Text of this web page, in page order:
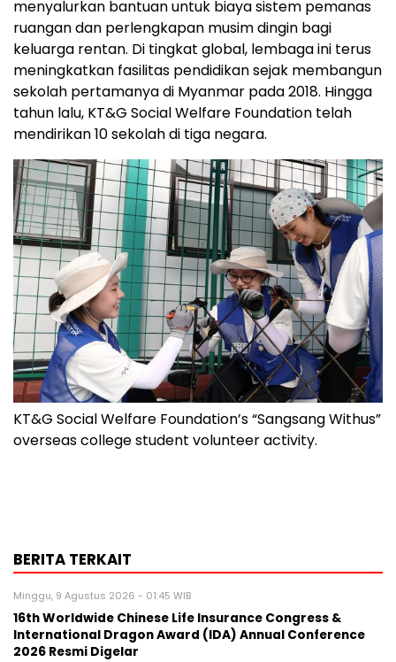
menyalurkan bantuan untuk biaya sistem pemanas
ruangan dan perlengkapan musim dingin bagi
keluarga rentan. Di tingkat global, lembaga ini terus
meningkatkan fasilitas pendidikan sejak membangun
sekolah pertamanya di Myanmar pada 2018. Hingga
tahun lalu, KT&G Social Welfare Foundation telah
mendirikan 10 sekolah di tiga negara.
KT&G Social Welfare Foundation’s “Sangsang Withus”
overseas college student volunteer activity.
BERITA TERKAIT
Minggu, 9 Agustus 2026 - 01:45 WIB
16th Worldwide Chinese Life Insurance Congress &
International Dragon Award (IDA) Annual Conference
2026 Resmi Digelar